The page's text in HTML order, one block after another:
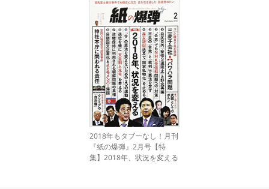
2018年もタブーなし！月刊
『紙の爆弾』2月号【特
集】2018年、状況を変える